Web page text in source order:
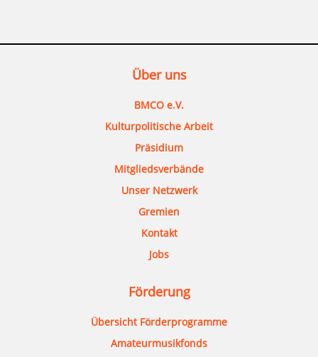
Über uns
BMCO e.V.
Kulturpolitische Arbeit
Präsidium
Mitgliedsverbände
Unser Netzwerk
Gremien
Kontakt
Jobs
Förderung
Übersicht Förderprogramme
Amateurmusikfonds